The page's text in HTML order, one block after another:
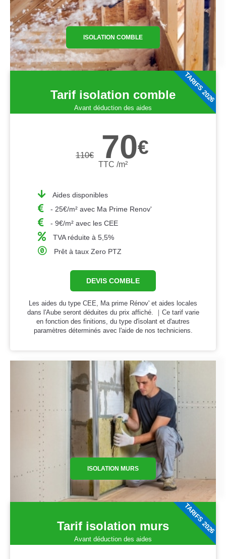
ISOLATION COMBLE
Tarif isolation comble
Avant déduction des aides
110€ 70€
TTC /m²
Aides disponibles
- 25€/m² avec Ma Prime Renov'
- 9€/m² avec les CEE
TVA réduite à 5,5%
Prêt à taux Zero PTZ
DEVIS COMBLE
Les aides du type CEE, Ma prime Rénov' et aides locales
dans l'Aube seront déduites du prix affiché. ｜Ce tarif varie
en fonction des finitions, du type d'isolant et d'autres
paramètres déterminés avec l'aide de nos techniciens.
TARIFS 2026
ISOLATION MURS
Tarif isolation murs
Avant déduction des aides
TARIFS 2026